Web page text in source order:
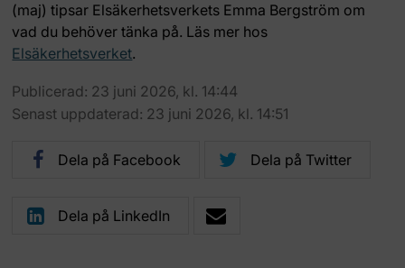
(maj) tipsar Elsäkerhetsverkets Emma Bergström om
vad du behöver tänka på. Läs mer hos
Elsäkerhetsverket.
Publicerad: 23 juni 2026, kl. 14:44
Senast uppdaterad: 23 juni 2026, kl. 14:51
Dela på Facebook Dela på Twitter
Dela på LinkedIn